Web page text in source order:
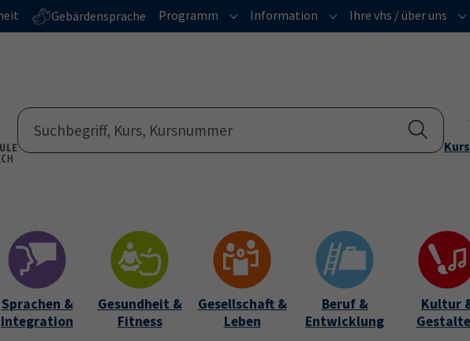
Gebärdensprache Programm Submenu for "Programm"
Information Submenu for
Ihre vhs / über uns
Sprachen &
Integration
Gesundheit &
Fitness
Gesellschaft &
Leben
Beruf &
Entwicklung
Kultur